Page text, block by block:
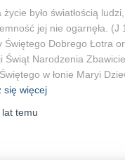
życie było światłością
jej nie ogarnęła. (J
Świętego Dobrego Łotra
Świąt Narodzenia
w łonie Maryi
się więcej
lat temu